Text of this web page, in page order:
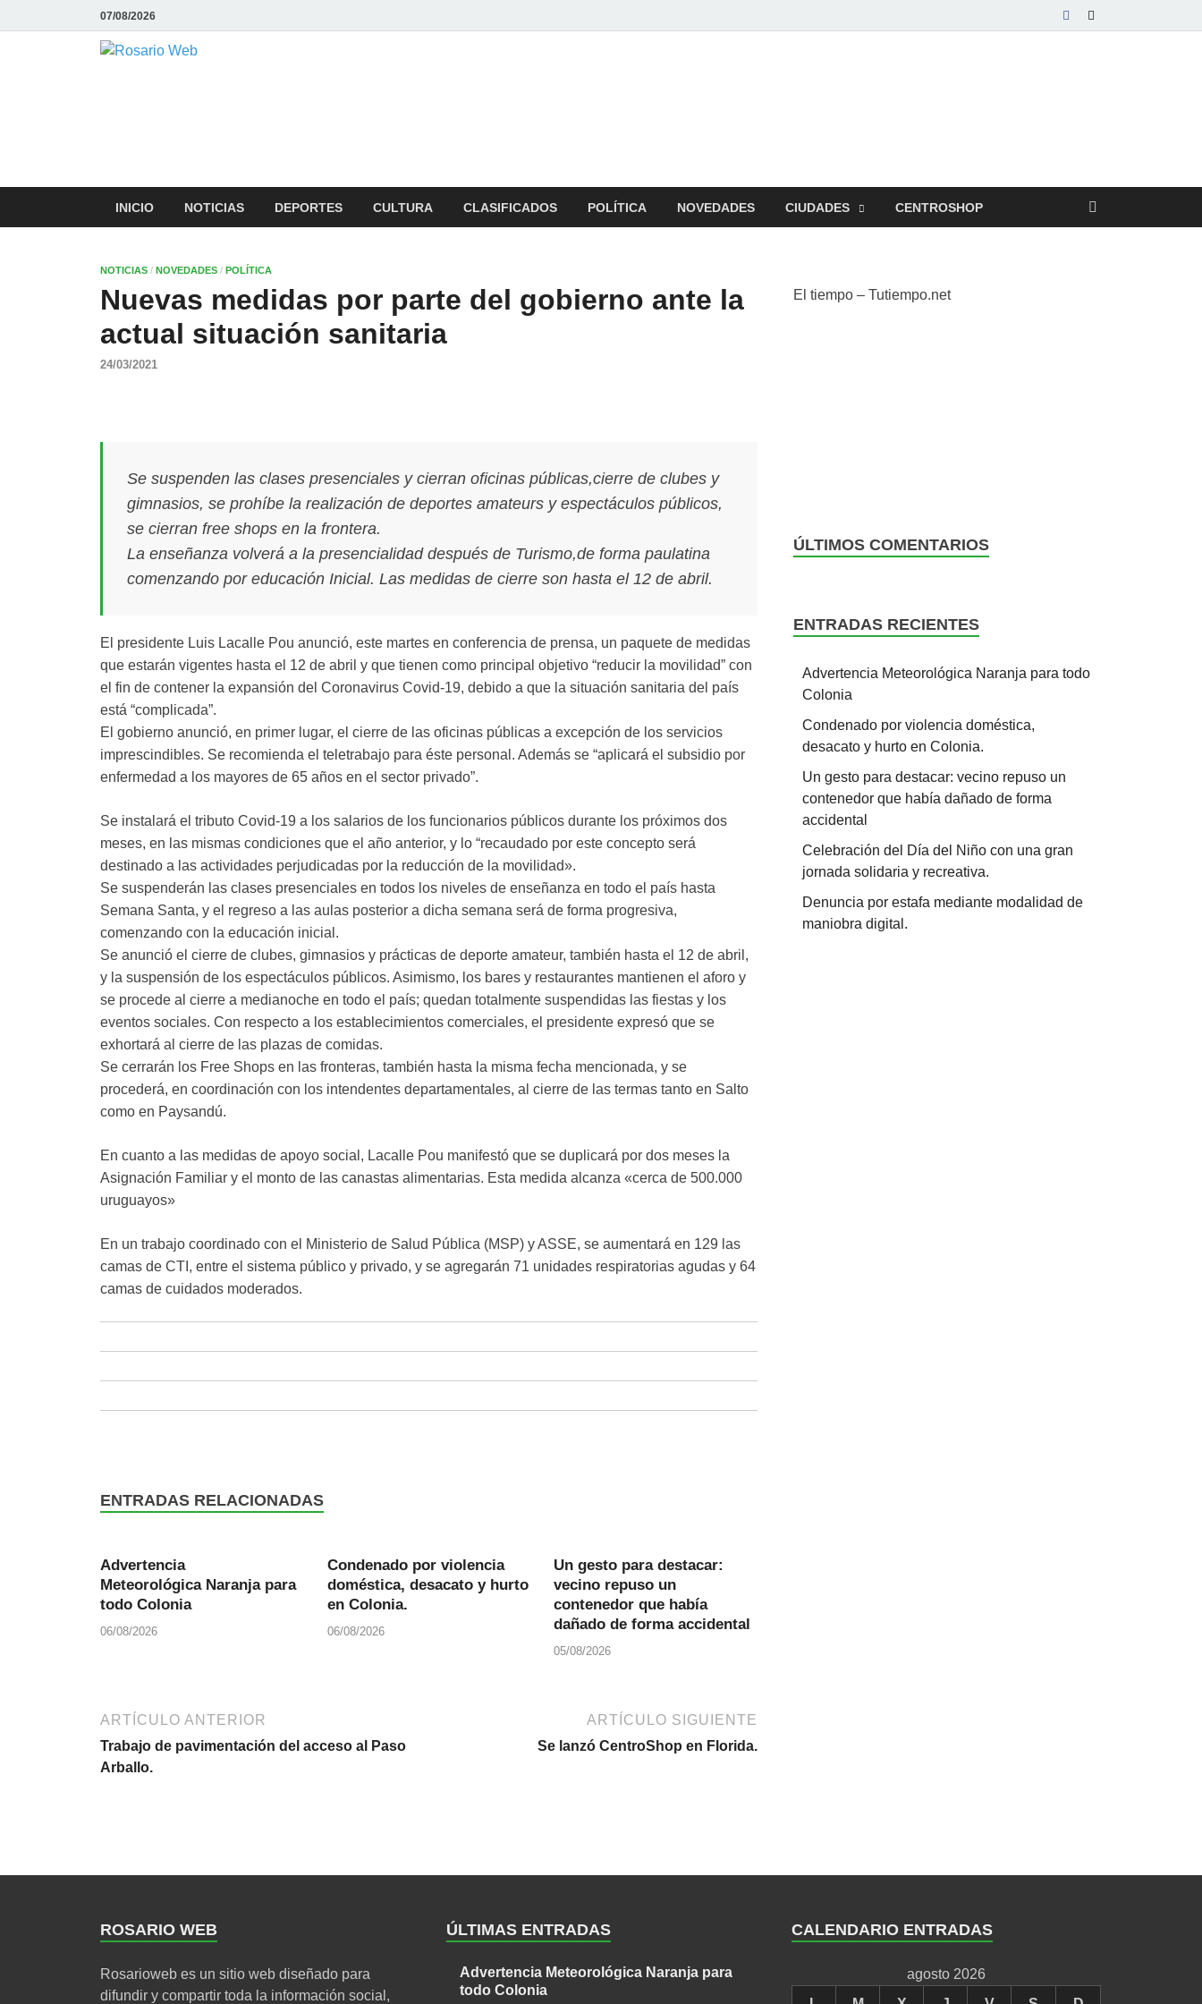
07/08/2026
INICIO NOTICIAS DEPORTES CULTURA CLASIFICADOS POLÍTICA NOVEDADES CIUDADES CENTROSHOP
NOTICIAS / NOVEDADES / POLÍTICA
Nuevas medidas por parte del gobierno ante la
actual situación sanitaria
24/03/2021
Se suspenden las clases presenciales y cierran oficinas públicas,cierre de clubes y
gimnasios, se prohíbe la realización de deportes amateurs y espectáculos públicos,
se cierran free shops en la frontera.
La enseñanza volverá a la presencialidad después de Turismo,de forma paulatina
comenzando por educación Inicial. Las medidas de cierre son hasta el 12 de abril.
El presidente Luis Lacalle Pou anunció, este martes en conferencia de prensa, un paquete de medidas
que estarán vigentes hasta el 12 de abril y que tienen como principal objetivo “reducir la movilidad” con
el fin de contener la expansión del Coronavirus Covid-19, debido a que la situación sanitaria del país
está “complicada”.
El gobierno anunció, en primer lugar, el cierre de las oficinas públicas a excepción de los servicios
imprescindibles. Se recomienda el teletrabajo para éste personal. Además se “aplicará el subsidio por
enfermedad a los mayores de 65 años en el sector privado”.
Se instalará el tributo Covid-19 a los salarios de los funcionarios públicos durante los próximos dos
meses, en las mismas condiciones que el año anterior, y lo “recaudado por este concepto será
destinado a las actividades perjudicadas por la reducción de la movilidad».
Se suspenderán las clases presenciales en todos los niveles de enseñanza en todo el país hasta
Semana Santa, y el regreso a las aulas posterior a dicha semana será de forma progresiva,
comenzando con la educación inicial.
Se anunció el cierre de clubes, gimnasios y prácticas de deporte amateur, también hasta el 12 de abril,
y la suspensión de los espectáculos públicos. Asimismo, los bares y restaurantes mantienen el aforo y
se procede al cierre a medianoche en todo el país; quedan totalmente suspendidas las fiestas y los
eventos sociales. Con respecto a los establecimientos comerciales, el presidente expresó que se
exhortará al cierre de las plazas de comidas.
Se cerrarán los Free Shops en las fronteras, también hasta la misma fecha mencionada, y se
procederá, en coordinación con los intendentes departamentales, al cierre de las termas tanto en Salto
como en Paysandú.
En cuanto a las medidas de apoyo social, Lacalle Pou manifestó que se duplicará por dos meses la
Asignación Familiar y el monto de las canastas alimentarias. Esta medida alcanza «cerca de 500.000
uruguayos»
En un trabajo coordinado con el Ministerio de Salud Pública (MSP) y ASSE, se aumentará en 129 las
camas de CTI, entre el sistema público y privado, y se agregarán 71 unidades respiratorias agudas y 64
camas de cuidados moderados.
ENTRADAS RELACIONADAS
Advertencia
Meteorológica Naranja para
todo Colonia
06/08/2026
Condenado por violencia
doméstica, desacato y hurto
en Colonia.
06/08/2026
Un gesto para destacar:
vecino repuso un
contenedor que había
dañado de forma accidental
05/08/2026
ARTÍCULO ANTERIOR
Trabajo de pavimentación del acceso al Paso
Arballo.
ARTÍCULO SIGUIENTE
Se lanzó CentroShop en Florida.
El tiempo – Tutiempo.net
ÚLTIMOS COMENTARIOS
ENTRADAS RECIENTES
Advertencia Meteorológica Naranja para todo
Colonia
Condenado por violencia doméstica,
desacato y hurto en Colonia.
Un gesto para destacar: vecino repuso un
contenedor que había dañado de forma
accidental
Celebración del Día del Niño con una gran
jornada solidaria y recreativa.
Denuncia por estafa mediante modalidad de
maniobra digital.
ROSARIO WEB
Rosarioweb es un sitio web diseñado para
difundir y compartir toda la información social,
ÚLTIMAS ENTRADAS
Advertencia Meteorológica Naranja para
todo Colonia
CALENDARIO ENTRADAS
agosto 2026